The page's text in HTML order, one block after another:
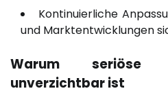
Kontinuierliche
und Marktentwicklungen
Warum seriöse
unverzichtbar ist